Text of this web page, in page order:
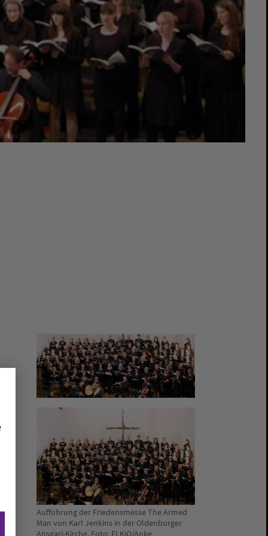
Aufführung der Friedensmesse The Armed
Man von Karl Jenkins in der Oldenburger
Ansgari-Kirche. Foto: ELKiO/Anke